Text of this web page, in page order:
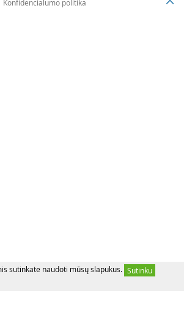
sutinkate naudoti mūsų slapukus. Sutinku
Konfidencialumo politika